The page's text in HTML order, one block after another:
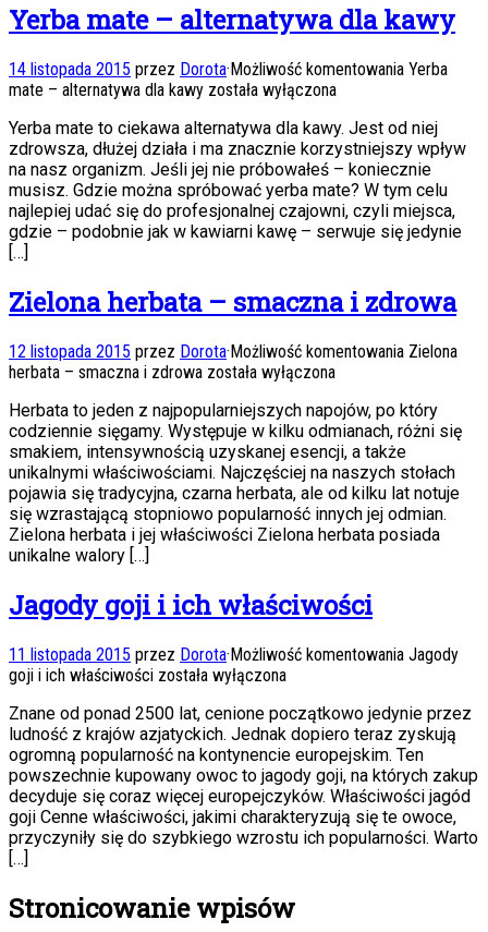
Yerba mate – alternatywa dla kawy
14 listopada 2015 przez Dorota·Możliwość komentowania Yerba
mate – alternatywa dla kawy została wyłączona
Yerba mate to ciekawa alternatywa dla kawy. Jest od niej
zdrowsza, dłużej działa i ma znacznie korzystniejszy wpływ
na nasz organizm. Jeśli jej nie próbowałeś – koniecznie
musisz. Gdzie można spróbować yerba mate? W tym celu
najlepiej udać się do profesjonalnej czajowni, czyli miejsca,
gdzie – podobnie jak w kawiarni kawę – serwuje się jedynie
[…]
Zielona herbata – smaczna i zdrowa
12 listopada 2015 przez Dorota·Możliwość komentowania Zielona
herbata – smaczna i zdrowa została wyłączona
Herbata to jeden z najpopularniejszych napojów, po który
codziennie sięgamy. Występuje w kilku odmianach, różni się
smakiem, intensywnością uzyskanej esencji, a także
unikalnymi właściwościami. Najczęściej na naszych stołach
pojawia się tradycyjna, czarna herbata, ale od kilku lat notuje
się wzrastającą stopniowo popularność innych jej odmian.
Zielona herbata i jej właściwości Zielona herbata posiada
unikalne walory […]
Jagody goji i ich właściwości
11 listopada 2015 przez Dorota·Możliwość komentowania Jagody
goji i ich właściwości została wyłączona
Znane od ponad 2500 lat, cenione początkowo jedynie przez
ludność z krajów azjatyckich. Jednak dopiero teraz zyskują
ogromną popularność na kontynencie europejskim. Ten
powszechnie kupowany owoc to jagody goji, na których zakup
decyduje się coraz więcej europejczyków. Właściwości jagód
goji Cenne właściwości, jakimi charakteryzują się te owoce,
przyczyniły się do szybkiego wzrostu ich popularności. Warto
[…]
Stronicowanie wpisów